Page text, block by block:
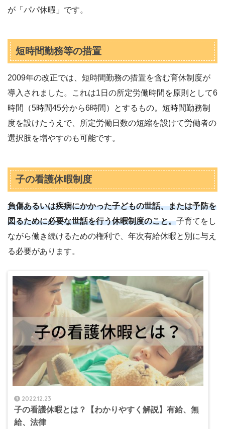
が「パパ休暇」です。
短時間勤務等の措置
2009年の改正では、短時間勤務の措置を含む育休制度が
導入されました。これは1日の所定労働時間を原則として6
時間（5時間45分から6時間）とするもの。短時間勤務制
度を設けたうえで、所定労働日数の短縮を設けて労働者の
選択肢を増やすのも可能です。
子の看護休暇制度
負傷あるいは疾病にかかった子どもの世話、または予防を
図るために必要な世話を行う休暇制度のこと。子育てをし
ながら働き続けるための権利で、年次有給休暇と別に与え
る必要があります。
2022.12.23
子の看護休暇とは？【わかりやすく解説】有給、無
給、法律